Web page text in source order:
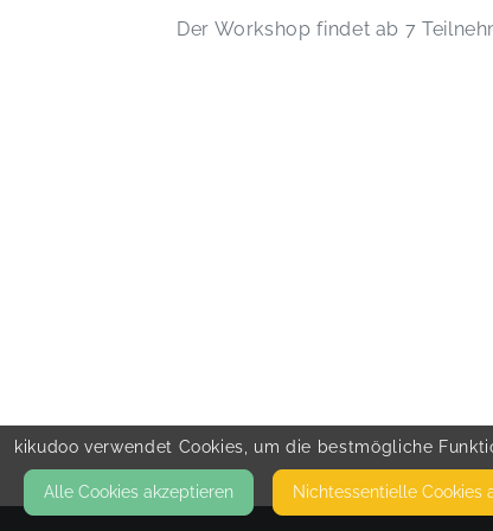
Der Workshop findet ab 7
kikudoo verwendet Cookies, um die bestmögliche
Alle Cookies akzeptieren Nicht­essentielle Cookies